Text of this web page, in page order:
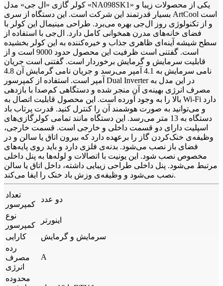
کولر گازی «ال جی» مدل «NA098SK1» یکی از محصولات زیبا و
بسیار قدرتمند این شرکت است. این دستگاه از سری ArtCool است
و از تکنولوژی روز ال‌جی بهره می‌برد. طراحی مینیمال این کولر با
فضای خانه‌های مدرن همخوانی کامل دارد. ال‌جی با استفاده از
سطح شیشه آینه‌ای ظاهری جذاب و خیره‌کننده به این کولر بخشیده
است. گفتنی است ظرفیت این محصول حدود 9000 است و از
قابلیت سرمایش و گرمایش برخوردار است. گفتنی است جریان
نامی سرمایش به 4.1 آمپر می‌‍رسد و جریان نامی گرمایش آن 4.8
آمپر است. استفاده از کمپرسور Dual Inverter در این مدل به
مصرف انرژی بهینه‌ی آن منجر شده و دستگاهی کم‌صدا با بازدهی
بالا را به وجود آورده است. این محصول قابلیت اتصال به Wi-Fi دارد
و می‌توانید به صورت هوشمند آن را کنترل کنید. قدرت پرتاب باد
دستگاه به 13 متر می‌رسد. این دستگاه مانند تمامی کولرگازی‌های
اسپلیت دارای دو قسمت داخلی و خارجی است. قسمت خارجی،
وظیفه‌ی خنک‌کردن گاز را برعهده دارد که بیرون اتاق یا سالن و در
فضای باز نصب می‌شود. بدنه‌ی فلزی دارد و باید روی پایه‌های
مخصوص نصب شود. این یونیت با اتصالات و لوله‌ها به پنل داخلی
مرتبط می‌شود. پنل داخلی طراحی زیبایی داشته، داخل اتاق یا سالن
نصب می‌شود و وظیفه‌ی وزش باد خنک را ایفا می‌کند.
تعداد
کمپرسور
دو عدد
نوع
کمپرسور
اینورتر
کارایی
سرمایش و گرمایش
رده
مصرف
انرژی
A
محدوده